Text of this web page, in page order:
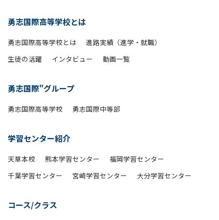
勇志国際高等学校とは
勇志国際高等学校とは
進路実績（進学・就職）
生徒の活躍
インタビュー 動画一覧
勇志国際"グループ
勇志国際高等学校 勇志国際中等部
学習センター紹介
天草本校 熊本学習センター
福岡学習センター
千葉学習センター
宮崎学習センター 大分学習センター
コース/クラス